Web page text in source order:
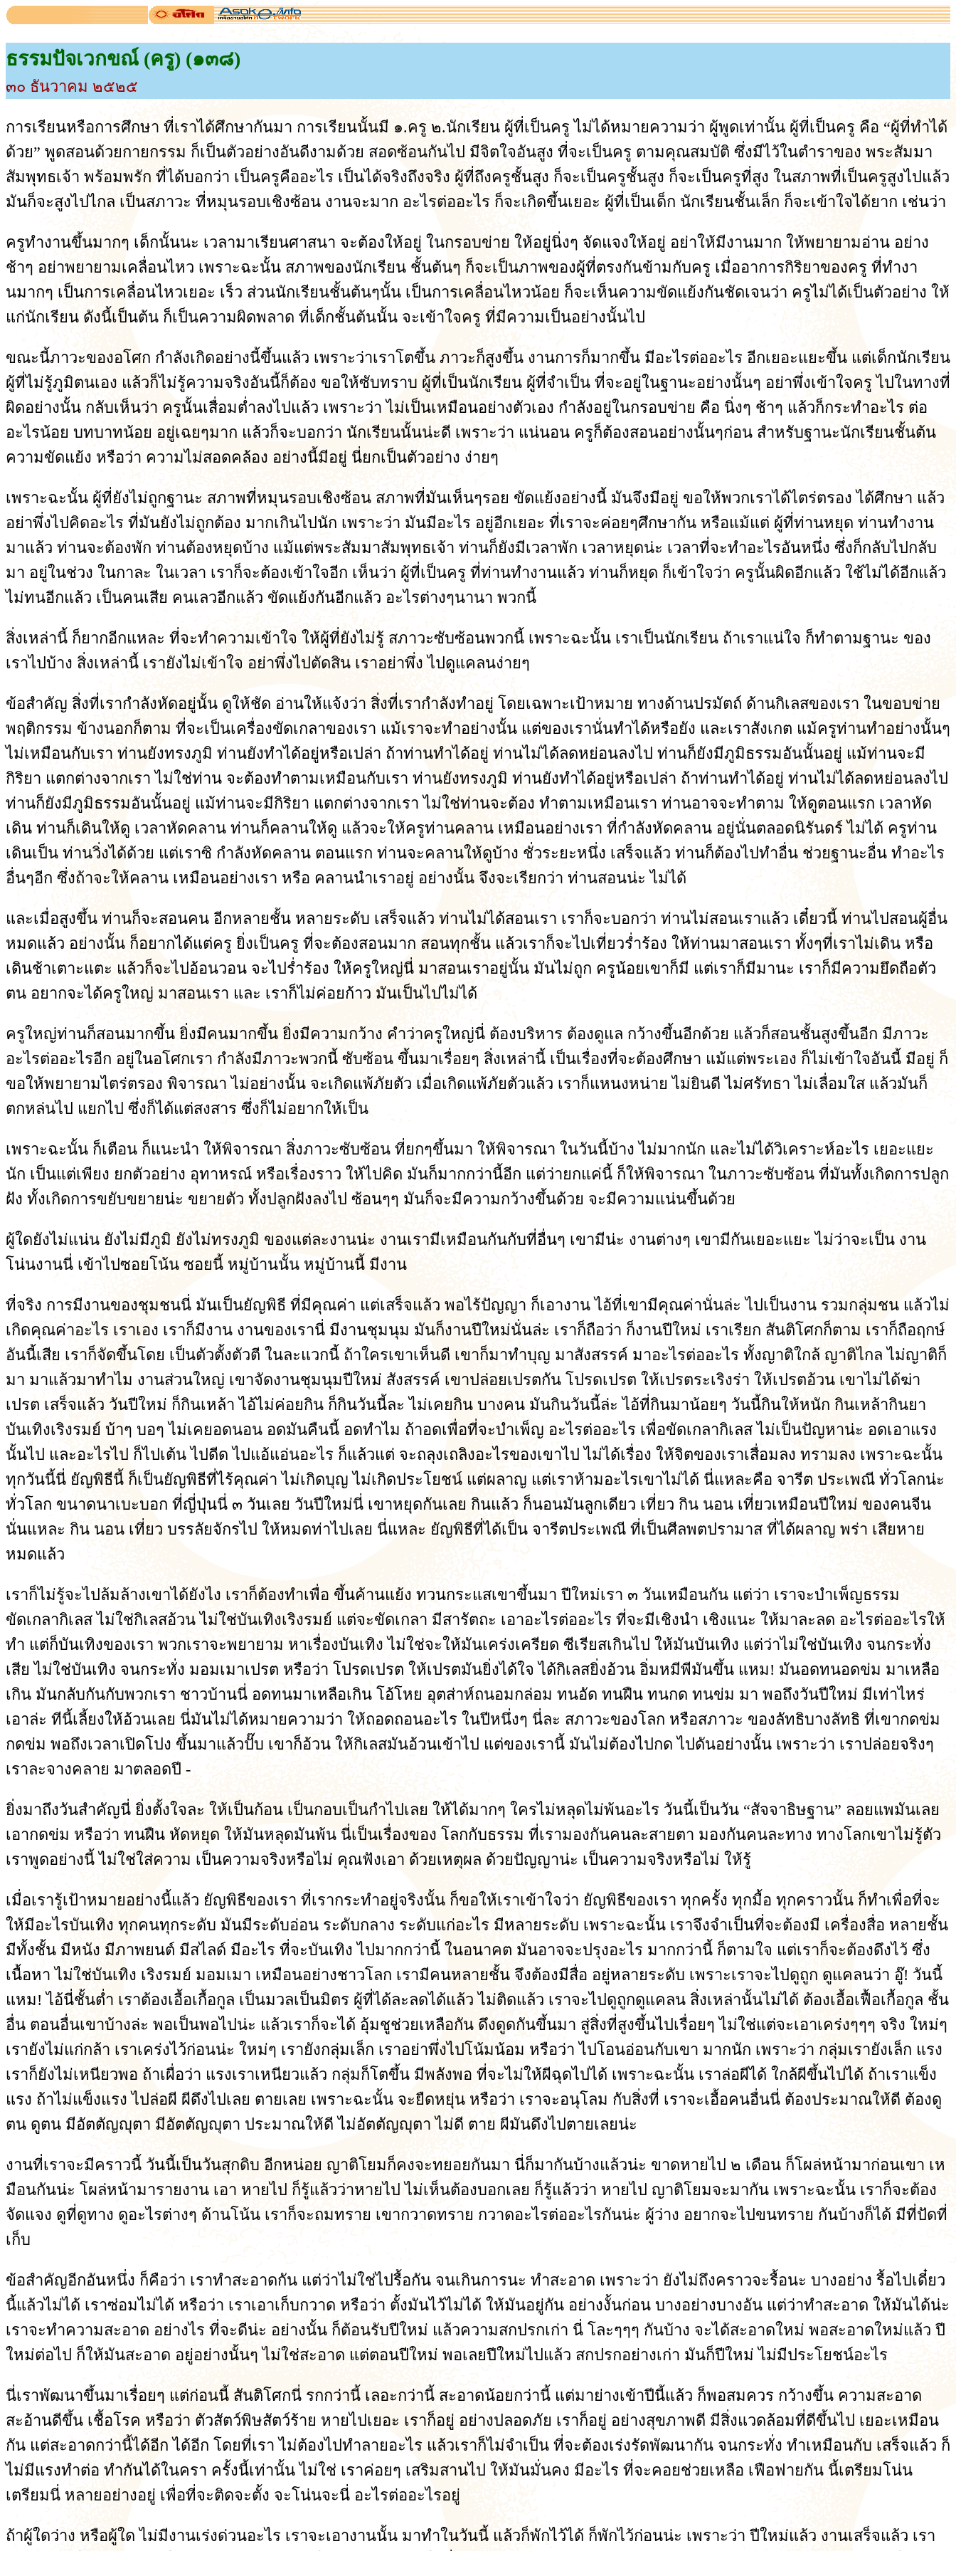
ธรรมปัจเวกขณ์ (ครู) (๑๓๘)
๓๐ ธันวาคม ๒๕๒๕
การเรียนหรือการศึกษา ที่เราได้ศึกษากันมา การเรียนนั้นมี ๑.ครู ๒.นักเรียน ผู้ที่เป็นครู ไม่ได้หมายความว่า ผู้พูดเท่านั้น ผู้ที่เป็นครู คือ “ผู้ที่ทำได้
ด้วย” พูดสอนด้วยกายกรรม ก็เป็นตัวอย่างอันดีงามด้วย สอดซ้อนกันไป มีจิตใจอันสูง ที่จะเป็นครู ตามคุณสมบัติ ซึ่งมีไว้ในตำราของ พระสัมมา
สัมพุทธเจ้า พร้อมพรัก ที่ได้บอกว่า เป็นครูคืออะไร เป็นได้จริงถึงจริง ผู้ที่ถึงครูชั้นสูง ก็จะเป็นครูชั้นสูง ก็จะเป็นครูที่สูง ในสภาพที่เป็นครูสูงไปแล้ว
มันก็จะสูงไปไกล เป็นสภาวะ ที่หมุนรอบเชิงซ้อน งานจะมาก อะไรต่ออะไร ก็จะเกิดขึ้นเยอะ ผู้ที่เป็นเด็ก นักเรียนชั้นเล็ก ก็จะเข้าใจได้ยาก เช่นว่า
ครูทำงานขึ้นมากๆ เด็กนั้นนะ เวลามาเรียนศาสนา จะต้องให้อยู่ ในกรอบข่าย ให้อยู่นิ่งๆ จัดแจงให้อยู่ อย่าให้มีงานมาก ให้พยายามอ่าน อย่าง
ช้าๆ อย่าพยายามเคลื่อนไหว เพราะฉะนั้น สภาพของนักเรียน ชั้นต้นๆ ก็จะเป็นภาพของผู้ที่ตรงกันข้ามกับครู เมื่ออาการกิริยาของครู ที่ทำงา
นมากๆ เป็นการเคลื่อนไหวเยอะ เร็ว ส่วนนักเรียนชั้นต้นๆนั้น เป็นการเคลื่อนไหวน้อย ก็จะเห็นความขัดแย้งกันชัดเจนว่า ครูไม่ได้เป็นตัวอย่าง ให้
แก่นักเรียน ดังนี้เป็นต้น ก็เป็นความผิดพลาด ที่เด็กชั้นต้นนั้น จะเข้าใจครู ที่มีความเป็นอย่างนั้นไป
ขณะนี้ภาวะของอโศก กำลังเกิดอย่างนี้ขึ้นแล้ว เพราะว่าเราโตขึ้น ภาวะก็สูงขึ้น งานการก็มากขึ้น มีอะไรต่ออะไร อีกเยอะแยะขึ้น แต่เด็กนักเรียน
ผู้ที่ไม่รู้ภูมิตนเอง แล้วก็ไม่รู้ความจริงอันนี้ก็ต้อง ขอให้ซับทราบ ผู้ที่เป็นนักเรียน ผู้ที่จำเป็น ที่จะอยู่ในฐานะอย่างนั้นๆ อย่าพึ่งเข้าใจครู ไปในทางที่
ผิดอย่างนั้น กลับเห็นว่า ครูนั้นเสื่อมต่ำลงไปแล้ว เพราะว่า ไม่เป็นเหมือนอย่างตัวเอง กำลังอยู่ในกรอบข่าย คือ นิ่งๆ ช้าๆ แล้วก็กระทำอะไร ต่อ
อะไรน้อย บทบาทน้อย อยู่เฉยๆมาก แล้วก็จะบอกว่า นักเรียนนั้นน่ะดี เพราะว่า แน่นอน ครูก็ต้องสอนอย่างนั้นๆก่อน สำหรับฐานะนักเรียนชั้นต้น
ความขัดแย้ง หรือว่า ความไม่สอดคล้อง อย่างนี้มีอยู่ นี่ยกเป็นตัวอย่าง ง่ายๆ
เพราะฉะนั้น ผู้ที่ยังไม่ถูกฐานะ สภาพที่หมุนรอบเชิงซ้อน สภาพที่มันเห็นๆรอย ขัดแย้งอย่างนี้ มันจึงมีอยู่ ขอให้พวกเราได้ไตร่ตรอง ได้ศึกษา แล้ว
อย่าพึ่งไปคิดอะไร ที่มันยังไม่ถูกต้อง มากเกินไปนัก เพราะว่า มันมีอะไร อยู่อีกเยอะ ที่เราจะค่อยๆศึกษากัน หรือแม้แต่ ผู้ที่ท่านหยุด ท่านทำงาน
มาแล้ว ท่านจะต้องพัก ท่านต้องหยุดบ้าง แม้แต่พระสัมมาสัมพุทธเจ้า ท่านก็ยังมีเวลาพัก เวลาหยุดน่ะ เวลาที่จะทำอะไรอันหนึ่ง ซึ่งก็กลับไปกลับ
มา อยู่ในช่วง ในกาละ ในเวลา เราก็จะต้องเข้าใจอีก เห็นว่า ผู้ที่เป็นครู ที่ท่านทำงานแล้ว ท่านก็หยุด ก็เข้าใจว่า ครูนั้นผิดอีกแล้ว ใช้ไม่ได้อีกแล้ว
ไม่ทนอีกแล้ว เป็นคนเสีย คนเลวอีกแล้ว ขัดแย้งกันอีกแล้ว อะไรต่างๆนานา พวกนี้
สิ่งเหล่านี้ ก็ยากอีกแหละ ที่จะทำความเข้าใจ ให้ผู้ที่ยังไม่รู้ สภาวะซับซ้อนพวกนี้ เพราะฉะนั้น เราเป็นนักเรียน ถ้าเราแน่ใจ ก็ทำตามฐานะ ของ
เราไปบ้าง สิ่งเหล่านี้ เรายังไม่เข้าใจ อย่าพึ่งไปตัดสิน เราอย่าพึ่ง ไปดูแคลนง่ายๆ
ข้อสำคัญ สิ่งที่เรากำลังหัดอยู่นั้น ดูให้ชัด อ่านให้แจ้งว่า สิ่งที่เรากำลังทำอยู่ โดยเฉพาะเป้าหมาย ทางด้านปรมัตถ์ ด้านกิเลสของเรา ในขอบข่าย
พฤติกรรม ข้างนอกก็ตาม ที่จะเป็นเครื่องขัดเกลาของเรา แม้เราจะทำอย่างนั้น แต่ของเรานั่นทำได้หรือยัง และเราสังเกต แม้ครูท่านทำอย่างนั้นๆ
ไม่เหมือนกับเรา ท่านยังทรงภูมิ ท่านยังทำได้อยู่หรือเปล่า ถ้าท่านทำได้อยู่ ท่านไม่ได้ลดหย่อนลงไป ท่านก็ยังมีภูมิธรรมอันนั้นอยู่ แม้ท่านจะมี
กิริยา แตกต่างจากเรา ไม่ใช่ท่าน จะต้องทำตามเหมือนกับเรา ท่านยังทรงภูมิ ท่านยังทำได้อยู่หรือเปล่า ถ้าท่านทำได้อยู่ ท่านไม่ได้ลดหย่อนลงไป
ท่านก็ยังมีภูมิธรรมอันนั้นอยู่ แม้ท่านจะมีกิริยา แตกต่างจากเรา ไม่ใช่ท่านจะต้อง ทำตามเหมือนเรา ท่านอาจจะทำตาม ให้ดูตอนแรก เวลาหัด
เดิน ท่านก็เดินให้ดู เวลาหัดคลาน ท่านก็คลานให้ดู แล้วจะให้ครูท่านคลาน เหมือนอย่างเรา ที่กำลังหัดคลาน อยู่นั่นตลอดนิรันดร์ ไม่ได้ ครูท่าน
เดินเป็น ท่านวิ่งได้ด้วย แต่เราซิ กำลังหัดคลาน ตอนแรก ท่านจะคลานให้ดูบ้าง ชั่วระยะหนึ่ง เสร็จแล้ว ท่านก็ต้องไปทำอื่น ช่วยฐานะอื่น ทำอะไร
อื่นๆอีก ซึ่งถ้าจะให้คลาน เหมือนอย่างเรา หรือ คลานนำเราอยู่ อย่างนั้น จึงจะเรียกว่า ท่านสอนน่ะ ไม่ได้
และเมื่อสูงขึ้น ท่านก็จะสอนคน อีกหลายชั้น หลายระดับ เสร็จแล้ว ท่านไม่ได้สอนเรา เราก็จะบอกว่า ท่านไม่สอนเราแล้ว เดี๋ยวนี้ ท่านไปสอนผู้อื่น
หมดแล้ว อย่างนั้น ก็อยากได้แต่ครู ยิ่งเป็นครู ที่จะต้องสอนมาก สอนทุกชั้น แล้วเราก็จะไปเที่ยวร่ำร้อง ให้ท่านมาสอนเรา ทั้งๆที่เราไม่เดิน หรือ
เดินช้าเตาะแตะ แล้วก็จะไปอ้อนวอน จะไปร่ำร้อง ให้ครูใหญ่นี่ มาสอนเราอยู่นั้น มันไม่ถูก ครูน้อยเขาก็มี แต่เราก็มีมานะ เราก็มีความยึดถือตัว
ตน อยากจะได้ครูใหญ่ มาสอนเรา และ เราก็ไม่ค่อยก้าว มันเป็นไปไม่ได้
ครูใหญ่ท่านก็สอนมากขึ้น ยิ่งมีคนมากขึ้น ยิ่งมีความกว้าง คำว่าครูใหญ่นี่ ต้องบริหาร ต้องดูแล กว้างขึ้นอีกด้วย แล้วก็สอนชั้นสูงขึ้นอีก มีภาวะ
อะไรต่ออะไรอีก อยู่ในอโศกเรา กำลังมีภาวะพวกนี้ ซับซ้อน ขึ้นมาเรื่อยๆ สิ่งเหล่านี้ เป็นเรื่องที่จะต้องศึกษา แม้แต่พระเอง ก็ไม่เข้าใจอันนี้ มีอยู่ ก็
ขอให้พยายามไตร่ตรอง พิจารณา ไม่อย่างนั้น จะเกิดแพ้ภัยตัว เมื่อเกิดแพ้ภัยตัวแล้ว เราก็แหนงหน่าย ไม่ยินดี ไม่ศรัทธา ไม่เลื่อมใส แล้วมันก็
ตกหล่นไป แยกไป ซึ่งก็ได้แต่สงสาร ซึ่งก็ไม่อยากให้เป็น
เพราะฉะนั้น ก็เตือน ก็แนะนำ ให้พิจารณา สิ่งภาวะซับซ้อน ที่ยกๆขึ้นมา ให้พิจารณา ในวันนี้บ้าง ไม่มากนัก และไม่ได้วิเคราะห์อะไร เยอะแยะ
นัก เป็นแต่เพียง ยกตัวอย่าง อุทาหรณ์ หรือเรื่องราว ให้ไปคิด มันก็มากกว่านี้อีก แต่ว่ายกแค่นี้ ก็ให้พิจารณา ในภาวะซับซ้อน ที่มันทั้งเกิดการปลูก
ฝัง ทั้งเกิดการขยับขยายน่ะ ขยายตัว ทั้งปลูกฝังลงไป ซ้อนๆๆ มันก็จะมีความกว้างขึ้นด้วย จะมีความแน่นขึ้นด้วย
ผู้ใดยังไม่แน่น ยังไม่มีภูมิ ยังไม่ทรงภูมิ ของแต่ละงานน่ะ งานเรามีเหมือนกันกับที่อื่นๆ เขามีน่ะ งานต่างๆ เขามีกันเยอะแยะ ไม่ว่าจะเป็น งาน
โน่นงานนี่ เข้าไปซอยโน้น ซอยนี้ หมู่บ้านนั้น หมู่บ้านนี้ มีงาน
ที่จริง การมีงานของชุมชนนี่ มันเป็นยัญพิธี ที่มีคุณค่า แต่เสร็จแล้ว พอไร้ปัญญา ก็เอางาน ไอ้ที่เขามีคุณค่านั่นล่ะ ไปเป็นงาน รวมกลุ่มชน แล้วไม่
เกิดคุณค่าอะไร เราเอง เราก็มีงาน งานของเรานี่ มีงานชุมนุม มันก็งานปีใหม่นั่นล่ะ เราก็ถือว่า ก็งานปีใหม่ เราเรียก สันติโศกก็ตาม เราก็ถือฤกษ์
อันนี้เสีย เราก็จัดขึ้นโดย เป็นตัวตั้งตัวตี ในละแวกนี้ ถ้าใครเขาเห็นดี เขาก็มาทำบุญ มาสังสรรค์ มาอะไรต่ออะไร ทั้งญาติใกล้ ญาติไกล ไม่ญาติก็
มา มาแล้วมาทำไม งานส่วนใหญ่ เขาจัดงานชุมนุมปีใหม่ สังสรรค์ เขาปล่อยเปรตกัน โปรดเปรต ให้เปรตระเริงร่า ให้เปรตอ้วน เขาไม่ได้ฆ่า
เปรต เสร็จแล้ว วันปีใหม่ ก็กินเหล้า ไอ้ไม่ค่อยกิน ก็กินวันนี้ละ ไม่เคยกิน บางคน มันกินวันนี้ล่ะ ไอ้ที่กินมาน้อยๆ วันนี้กินให้หนัก กินเหล้ากินยา
บันเทิงเริงรมย์ บ้าๆ บอๆ ไม่เคยอดนอน อดมันคืนนี้ อดทำไม ถ้าอดเพื่อที่จะบำเพ็ญ อะไรต่ออะไร เพื่อขัดเกลากิเลส ไม่เป็นปัญหาน่ะ อดเอาแรง
นั้นไป และอะไรไป ก็ไปเต้น ไปดีด ไปแอ้แอ่นอะไร ก็แล้วแต่ จะถลุงเถลิงอะไรของเขาไป ไม่ได้เรื่อง ให้จิตของเราเสื่อมลง ทรามลง เพราะฉะนั้น
ทุกวันนี้นี่ ยัญพิธีนี้ ก็เป็นยัญพิธีที่ไร้คุณค่า ไม่เกิดบุญ ไม่เกิดประโยชน์ แต่ผลาญ แต่เราห้ามอะไรเขาไม่ได้ นี่แหละคือ จารีต ประเพณี ทั่วโลกน่ะ
ทั่วโลก ขนาดนาเบะบอก ที่ญี่ปุ่นนี่ ๓ วันเลย วันปีใหม่นี่ เขาหยุดกันเลย กินแล้ว ก็นอนมันลูกเดียว เที่ยว กิน นอน เที่ยวเหมือนปีใหม่ ของคนจีน
นั่นแหละ กิน นอน เที่ยว บรรลัยจักรไป ให้หมดท่าไปเลย นี่แหละ ยัญพิธีที่ได้เป็น จารีตประเพณี ที่เป็นศีลพตปรามาส ที่ได้ผลาญ พร่า เสียหาย
หมดแล้ว
เราก็ไม่รู้จะไปล้มล้างเขาได้ยังไง เราก็ต้องทำเพื่อ ขึ้นค้านแย้ง ทวนกระแสเขาขึ้นมา ปีใหม่เรา ๓ วันเหมือนกัน แต่ว่า เราจะบำเพ็ญธรรม
ขัดเกลากิเลส ไม่ใช่กิเลสอ้วน ไม่ใช่บันเทิงเริงรมย์ แต่จะขัดเกลา มีสารัตถะ เอาอะไรต่ออะไร ที่จะมีเชิงนำ เชิงแนะ ให้มาละลด อะไรต่ออะไรให้
ทำ แต่ก็บันเทิงของเรา พวกเราจะพยายาม หาเรื่องบันเทิง ไม่ใช่จะให้มันเคร่งเครียด ซีเรียสเกินไป ให้มันบันเทิง แต่ว่าไม่ใช่บันเทิง จนกระทั่ง
เสีย ไม่ใช่บันเทิง จนกระทั่ง มอมเมาเปรต หรือว่า โปรดเปรต ให้เปรตมันยิ่งได้ใจ ได้กิเลสยิ่งอ้วน อิ่มหมีพีมันขึ้น แหม! มันอดทนอดข่ม มาเหลือ
เกิน มันกลับกันกับพวกเรา ชาวบ้านนี่ อดทนมาเหลือเกิน โอ้โหย อุตส่าห์ถนอมกล่อม ทนอัด ทนฝืน ทนกด ทนข่ม มา พอถึงวันปีใหม่ มีเท่าไหร่
เอาล่ะ ทีนี้เลี้ยงให้อ้วนเลย นี่มันไม่ได้หมายความว่า ให้ถอดถอนอะไร ในปีหนึ่งๆ นี่ละ สภาวะของโลก หรือสภาวะ ของลัทธิบางลัทธิ ที่เขากดข่ม
กดข่ม พอถึงเวลาเปิดโปง ขึ้นมาแล้วปั๊บ เขาก็อ้วน ให้กิเลสมันอ้วนเข้าไป แต่ของเรานี้ มันไม่ต้องไปกด ไปดันอย่างนั้น เพราะว่า เราปล่อยจริงๆ
เราละจางคลาย มาตลอดปี -
ยิ่งมาถึงวันสำคัญนี่ ยิ่งตั้งใจละ ให้เป็นก้อน เป็นกอบเป็นกำไปเลย ให้ได้มากๆ ใครไม่หลุดไม่พ้นอะไร วันนี้เป็นวัน “สัจจาธิษฐาน” ลอยแพมันเลย
เอากดข่ม หรือว่า ทนฝืน หัดหยุด ให้มันหลุดมันพ้น นี่เป็นเรื่องของ โลกกับธรรม ที่เรามองกันคนละสายตา มองกันคนละทาง ทางโลกเขาไม่รู้ตัว
เราพูดอย่างนี้ ไม่ใช่ใส่ความ เป็นความจริงหรือไม่ คุณฟังเอา ด้วยเหตุผล ด้วยปัญญาน่ะ เป็นความจริงหรือไม่ ให้รู้
เมื่อเรารู้เป้าหมายอย่างนี้แล้ว ยัญพิธีของเรา ที่เรากระทำอยู่จริงนั้น ก็ขอให้เราเข้าใจว่า ยัญพิธีของเรา ทุกครั้ง ทุกมื้อ ทุกคราวนั้น ก็ทำเพื่อที่จะ
ให้มีอะไรบันเทิง ทุกคนทุกระดับ มันมีระดับอ่อน ระดับกลาง ระดับแก่อะไร มีหลายระดับ เพราะฉะนั้น เราจึงจำเป็นที่จะต้องมี เครื่องสื่อ หลายชั้น
มีทั้งชั้น มีหนัง มีภาพยนต์ มีสไลด์ มีอะไร ที่จะบันเทิง ไปมากกว่านี้ ในอนาคต มันอาจจะปรุงอะไร มากกว่านี้ ก็ตามใจ แต่เราก็จะต้องดึงไว้ ซึ่ง
เนื้อหา ไม่ใช่บันเทิง เริงรมย์ มอมเมา เหมือนอย่างชาวโลก เรามีคนหลายชั้น จึงต้องมีสื่อ อยู่หลายระดับ เพราะเราจะไปดูถูก ดูแคลนว่า อู๊! วันนี้
แหม! ไอ้นี่ชั้นต่ำ เราต้องเอื้อเกื้อกูล เป็นมวลเป็นมิตร ผู้ที่ได้ละลดได้แล้ว ไม่ติดแล้ว เราจะไปดูถูกดูแคลน สิ่งเหล่านั้นไม่ได้ ต้องเอื้อเฟื้อเกื้อกูล ชั้น
อื่น ตอนอื่นเขาบ้างล่ะ พอเป็นพอไปน่ะ แล้วเราก็จะได้ อุ้มชูช่วยเหลือกัน ดึงดูดกันขึ้นมา สู่สิ่งที่สูงขึ้นไปเรื่อยๆ ไม่ใช่แต่จะเอาเคร่งๆๆๆ จริง ใหม่ๆ
เรายังไม่แก่กล้า เราเคร่งไว้ก่อนน่ะ ใหม่ๆ เรายังกลุ่มเล็ก เราอย่าพึ่งไปโน้มน้อม หรือว่า ไปโอนอ่อนกับเขา มากนัก เพราะว่า กลุ่มเรายังเล็ก แรง
เราก็ยังไม่เหนียวพอ ถ้าเผื่อว่า แรงเราเหนียวแล้ว กลุ่มก็โตขึ้น มีพลังพอ ที่จะไม่ให้ผีฉุดไปได้ เพราะฉะนั้น เราล่อผีได้ ใกล้ผีขึ้นไปได้ ถ้าเราแข็ง
แรง ถ้าไม่แข็งแรง ไปล่อผี ผีดึงไปเลย ตายเลย เพราะฉะนั้น จะยืดหยุ่น หรือว่า เราจะอนุโลม กับสิ่งที่ เราจะเอื้อคนอื่นนี่ ต้องประมาณให้ดี ต้องดู
ตน ดูตน มีอัตตัญญุตา มีอัตตัญญุตา ประมาณให้ดี ไม่อัตตัญญุตา ไม่ดี ตาย ผีมันดึงไปตายเลยน่ะ
งานที่เราจะมีคราวนี้ วันนี้เป็นวันสุกดิบ อีกหน่อย ญาติโยมก็คงจะทยอยกันมา นี่ก็มากันบ้างแล้วน่ะ ขาดหายไป ๒ เดือน ก็โผล่หน้ามาก่อนเขา เห
มือนกันน่ะ โผล่หน้ามารายงาน เอา หายไป ก็รู้แล้วว่าหายไป ไม่เห็นต้องบอกเลย ก็รู้แล้วว่า หายไป ญาติโยมจะมากัน เพราะฉะนั้น เราก็จะต้อง
จัดแจง ดูที่ดูทาง ดูอะไรต่างๆ ด้านโน้น เราก็จะถมทราย เขากวาดทราย กวาดอะไรต่ออะไรกันน่ะ ผู้ว่าง อยากจะไปขนทราย กันบ้างก็ได้ มีที่ปัดที่
เก็บ
ข้อสำคัญอีกอันหนึ่ง ก็คือว่า เราทำสะอาดกัน แต่ว่าไม่ใช่ไปรื้อกัน จนเกินการนะ ทำสะอาด เพราะว่า ยังไม่ถึงคราวจะรื้อนะ บางอย่าง รื้อไปเดี๋ยว
นี้แล้วไม่ได้ เราซ่อมไม่ได้ หรือว่า เราเอาเก็บกวาด หรือว่า ตั้งมันไว้ไม่ได้ ให้มันอยู่กัน อย่างงั้นก่อน บางอย่างบางอัน แต่ว่าทำสะอาด ให้มันได้น่ะ
เราจะทำความสะอาด อย่างไร ที่จะดีน่ะ อย่างนั้น ก็ต้อนรับปีใหม่ แล้วความสกปรกเก่า นี่ โละๆๆๆ กันบ้าง จะได้สะอาดใหม่ พอสะอาดใหม่แล้ว ปี
ใหม่ต่อไป ก็ให้มันสะอาด อยู่อย่างนั้นๆ ไม่ใช่สะอาด แต่ตอนปีใหม่ พอเลยปีใหม่ไปแล้ว สกปรกอย่างเก่า มันก็ปีใหม่ ไม่มีประโยชน์อะไร
นี่เราพัฒนาขึ้นมาเรื่อยๆ แต่ก่อนนี้ สันติโศกนี่ รกกว่านี้ เลอะกว่านี้ สะอาดน้อยกว่านี้ แต่มาย่างเข้าปีนี้แล้ว ก็พอสมควร กว้างขึ้น ความสะอาด
สะอ้านดีขึ้น เชื้อโรค หรือว่า ตัวสัตว์พิษสัตว์ร้าย หายไปเยอะ เราก็อยู่ อย่างปลอดภัย เราก็อยู่ อย่างสุขภาพดี มีสิ่งแวดล้อมที่ดีขึ้นไป เยอะเหมือน
กัน แต่สะอาดกว่านี้ได้อีก ได้อีก โดยที่เรา ไม่ต้องไปทำลายอะไร แล้วเราก็ไม่จำเป็น ที่จะต้องเร่งรัดพัฒนากัน จนกระทั่ง ทำเหมือนกับ เสร็จแล้ว ก็
ไม่มีแรงทำต่อ ทำกันได้ในครา ครั้งนี้เท่านั้น ไม่ใช่ เราค่อยๆ เสริมสานไป ให้มันมั่นคง มีอะไร ที่จะคอยช่วยเหลือ เฟือฟายกัน นี้เตรียมโน่น
เตรียมนี่ หลายอย่างอยู่ เพื่อที่จะติดจะตั้ง จะโน่นจะนี่ อะไรต่ออะไรอยู่
ถ้าผู้ใดว่าง หรือผู้ใด ไม่มีงานเร่งด่วนอะไร เราจะเอางานนั้น มาทำในวันนี้ แล้วก็พักไว้ได้ ก็พักไว้ก่อนน่ะ เพราะว่า ปีใหม่แล้ว งานเสร็จแล้ว เรา